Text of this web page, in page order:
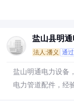
盐山县明
法人:潘义 通
盐山明通电力设备
电力管道配件，经